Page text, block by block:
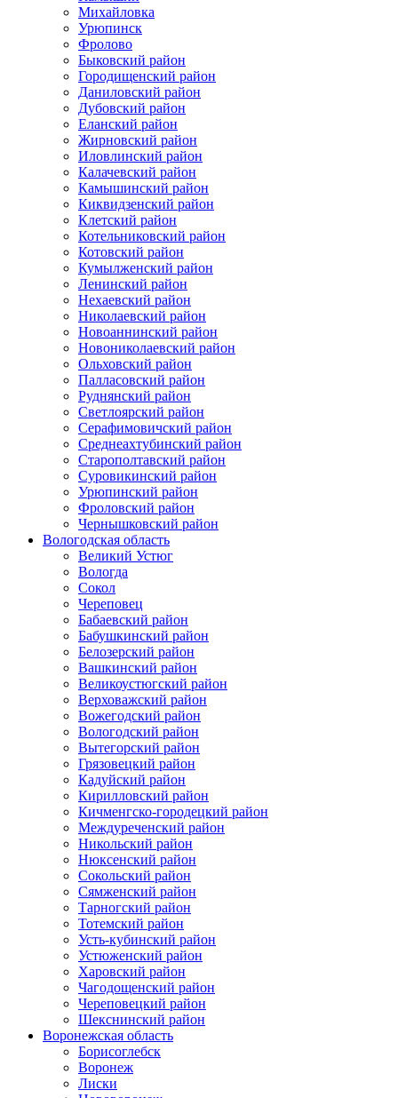
Михайловка
Урюпинск
Фролово
Быковский район
Городищенский район
Даниловский район
Дубовский район
Еланский район
Жирновский район
Иловлинский район
Калачевский район
Камышинский район
Киквидзенский район
Клетский район
Котельниковский район
Котовский район
Кумылженский район
Ленинский район
Нехаевский район
Николаевский район
Новоаннинский район
Новониколаевский район
Ольховский район
Палласовский район
Руднянский район
Светлоярский район
Серафимовичский район
Среднеахтубинский район
Старополтавский район
Суровикинский район
Урюпинский район
Фроловский район
Чернышковский район
Вологодская область
Великий Устюг
Вологда
Сокол
Череповец
Бабаевский район
Бабушкинский район
Белозерский район
Вашкинский район
Великоустюгский район
Верховажский район
Вожегодский район
Вологодский район
Вытегорский район
Грязовецкий район
Кадуйский район
Кирилловский район
Кичменгско-городецкий район
Междуреченский район
Никольский район
Нюксенский район
Сокольский район
Сямженский район
Тарногский район
Тотемский район
Усть-кубинский район
Устюженский район
Харовский район
Чагодощенский район
Череповецкий район
Шекснинский район
Воронежская область
Борисоглебск
Воронеж
Лиски